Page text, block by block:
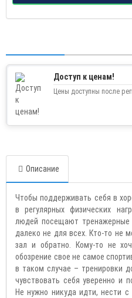
Доступ к ценам!
Цены доступны после
Описание
Чтобы поддерживать себя в
в регулярных физических
людей посещают тренажерные
далеко не для всех. Кто-то не
зал и обратно. Кому-то не
обозрение свое не самое
в таком случае – тренировки
чувствовать себя уверенно и
Не нужно никуда идти, нести